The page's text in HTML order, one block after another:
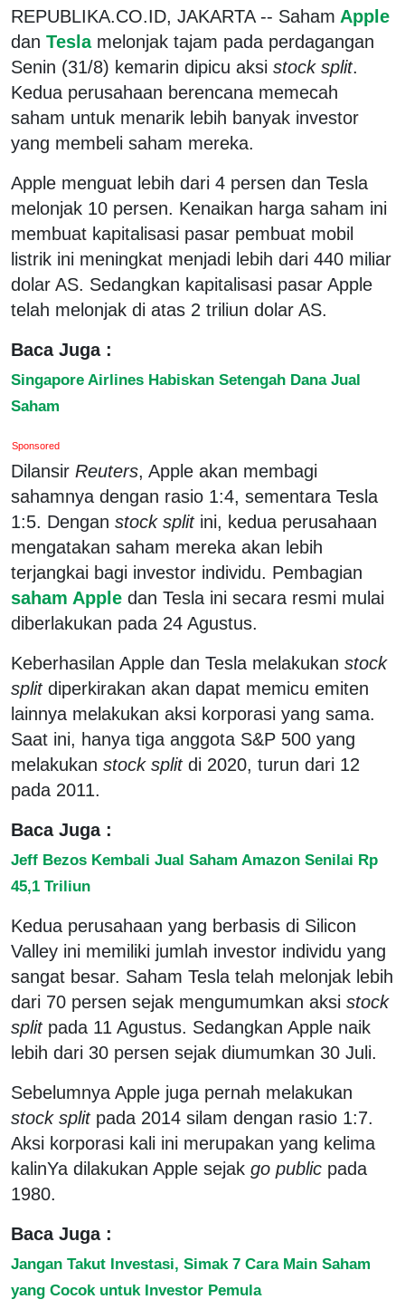
REPUBLIKA.CO.ID, JAKARTA -- Saham Apple
dan Tesla melonjak tajam pada perdagangan
Senin (31/8) kemarin dipicu aksi stock split.
Kedua perusahaan berencana memecah
saham untuk menarik lebih banyak investor
yang membeli saham mereka.
Apple menguat lebih dari 4 persen dan Tesla
melonjak 10 persen. Kenaikan harga saham ini
membuat kapitalisasi pasar pembuat mobil
listrik ini meningkat menjadi lebih dari 440 miliar
dolar AS. Sedangkan kapitalisasi pasar Apple
telah melonjak di atas 2 triliun dolar AS.
Baca Juga :
Singapore Airlines Habiskan Setengah Dana Jual
Saham
Sponsored
Dilansir Reuters, Apple akan membagi
sahamnya dengan rasio 1:4, sementara Tesla
1:5. Dengan stock splitini, kedua perusahaan
mengatakan saham mereka akan lebih
terjangkai bagi investor individu. Pembagian
saham Apple dan Tesla ini secara resmi mulai
diberlakukan pada 24 Agustus.
Keberhasilan Apple dan Tesla melakukan stock
splitdiperkirakan akan dapat memicu emiten
lainnya melakukan aksi korporasi yang sama.
Saat ini, hanya tiga anggota S&P 500 yang
melakukan stock splitdi 2020, turun dari 12
pada 2011.
Baca Juga :
Jeff Bezos Kembali Jual Saham Amazon Senilai Rp
45,1 Triliun
Kedua perusahaan yang berbasis di Silicon
Valley ini memiliki jumlah investor individu yang
sangat besar. Saham Tesla telah melonjak lebih
dari 70 persen sejak mengumumkan aksi stock
splitpada 11 Agustus. Sedangkan Apple naik
lebih dari 30 persen sejak diumumkan 30 Juli.
Sebelumnya Apple juga pernah melakukan
stock splitpada 2014 silam dengan rasio 1:7.
Aksi korporasi kali ini merupakan yang kelima
kalinYa dilakukan Apple sejak go public pada
1980.
Baca Juga :
Jangan Takut Investasi, Simak 7 Cara Main Saham
yang Cocok untuk Investor Pemula